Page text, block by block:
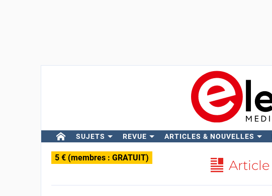
SUJETS REVUE ARTICLES & NOUVELLES
5 € (membres : GRATUIT) Article